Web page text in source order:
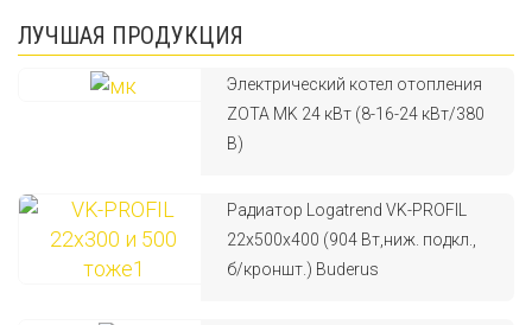
ЛУЧШАЯ ПРОДУКЦИЯ
Электрический котел отопления
ZOTA MK 24 кВт (8-16-24 кВт/380
В)
Радиатор Logatrend VK-PROFIL
22x500x400 (904 Вт,ниж. подкл.,
б/кроншт.) Buderus